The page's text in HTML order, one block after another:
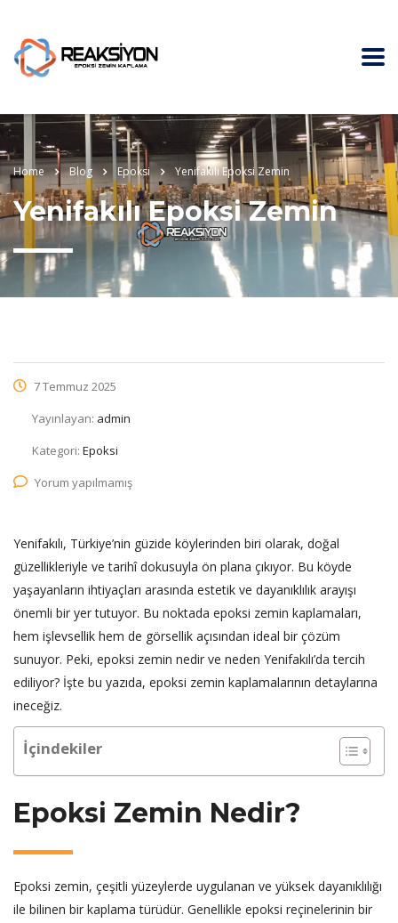
Home Blog Epoksi Yenifakılı Epoksi Zemin
Yenifakılı Epoksi Zemin
7 Temmuz 2025
Yayınlayan: admin
Kategori: Epoksi
Yorum yapılmamış
Yenifakılı, Türkiye’nin güzide köylerinden biri olarak, doğal
güzellikleriyle ve tarihî dokusuyla ön plana çıkıyor. Bu köyde
yaşayanların ihtiyaçları arasında estetik ve dayanıklılık arayışı
önemli bir yer tutuyor. Bu noktada epoksi zemin kaplamaları,
hem işlevsellik hem de görsellik açısından ideal bir çözüm
sunuyor. Peki, epoksi zemin nedir ve neden Yenifakılı’da tercih
ediliyor? İşte bu yazıda, epoksi zemin kaplamalarının detaylarına
ineceğiz.
İçindekiler
Epoksi Zemin Nedir?
Epoksi zemin, çeşitli yüzeylerde uygulanan ve yüksek dayanıklılığı
ile bilinen bir kaplama türüdür. Genellikle epoksi reçinelerinin bir